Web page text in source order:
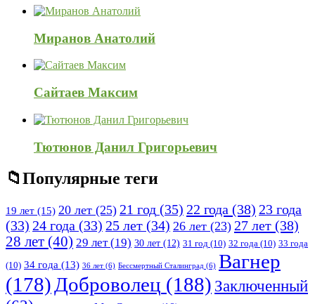
Миранов Анатолий
Сайтаев Максим
Тютюнов Данил Григорьевич
Популярные теги
19 лет (15) 20 лет (25) 21 год (35) 22 года (38) 23 года
(33) 24 года (33) 25 лет (34) 26 лет (23) 27 лет (38)
28 лет (40) 29 лет(19) 30 лет (12) 31 год (10) 32 года (10) 33 года
(10) 34 года (13) 36 лет (6) Бессмертный Сталинград (6) Вагнер
(178)Доброволец (188) Заключенный